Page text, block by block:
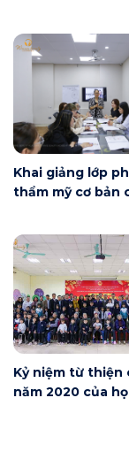
Khai giảng lớp
thẩm mỹ cơ bản
Nội
Kỷ niệm từ thiện
năm 2020 của